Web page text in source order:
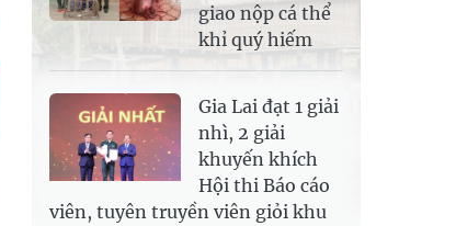
giao nộp cá thể
khỉ quý hiếm
Gia Lai đạt 1 giải
nhì, 2 giải
khuyến khích
Hội thi Báo cáo
viên, tuyên truyền viên giỏi khu